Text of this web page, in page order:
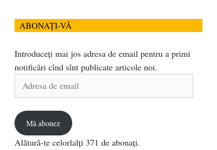
ABONAȚI-VĂ
Introduceți mai jos adresa de email pentru a primi
notificări cînd sînt publicate articole noi.
Adresa
Mă abonez
Alătură-te celorlalți 371 de abonați.